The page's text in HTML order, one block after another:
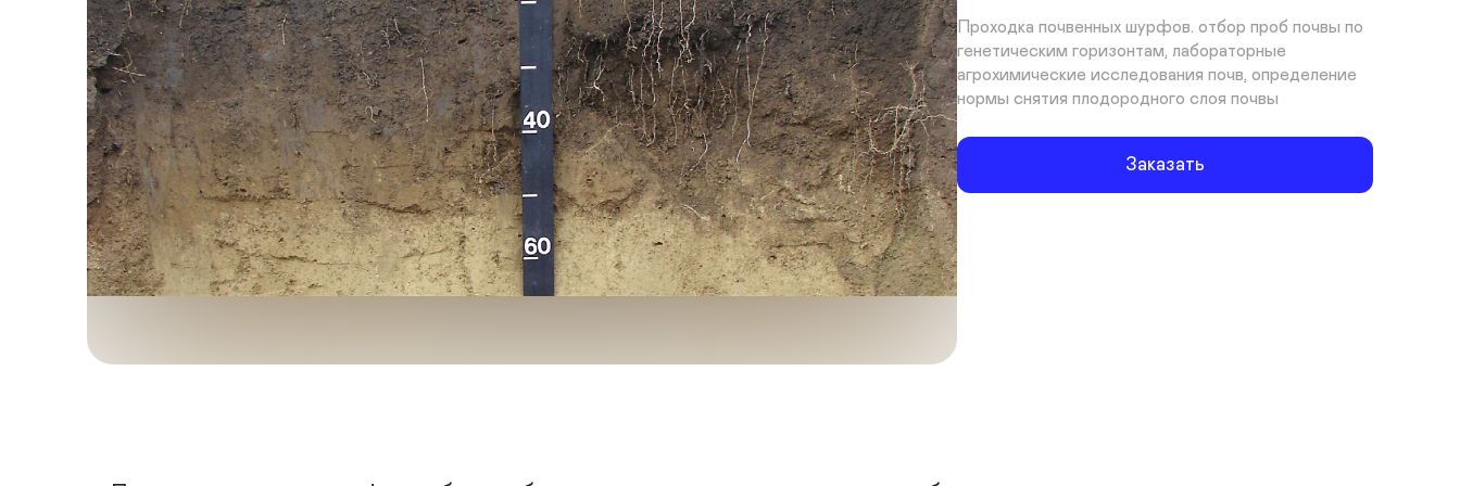
Проходка почвенных шурфов. отбор проб почвы по
генетическим горизонтам, лабораторные
агрохимические исследования почв, определение
нормы снятия плодородного слоя почвы
Заказать